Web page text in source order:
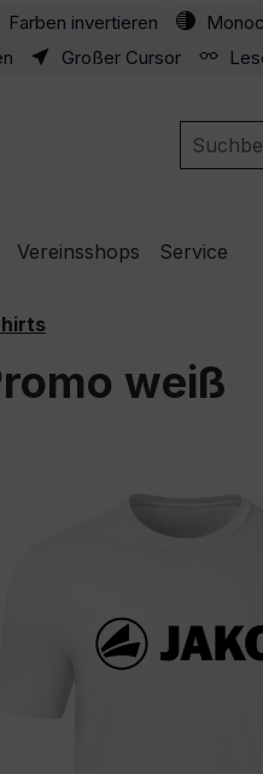
Farben invertieren
Großer Cursor
Vereinsshops Service
weiß